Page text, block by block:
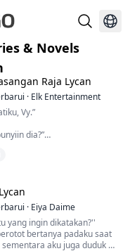
& Novels
Raja Lycan
· Elk Entertainment
Vy.”
dia?”
suka sama ideku. Aku
habisan, tapi aku udah
lebih lama. Dia nggak
tinggal, jadi aku harus
· Eiya Daime
yang ingin dikatakan?''
bertanya padaku saat
aku juga duduk di